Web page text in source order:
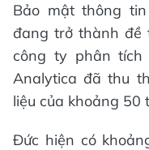
Bảo mật thông
đang trở thành đề
công ty phân tích
Analytica đã thu
liệu của khoảng 50
Đức hiện có